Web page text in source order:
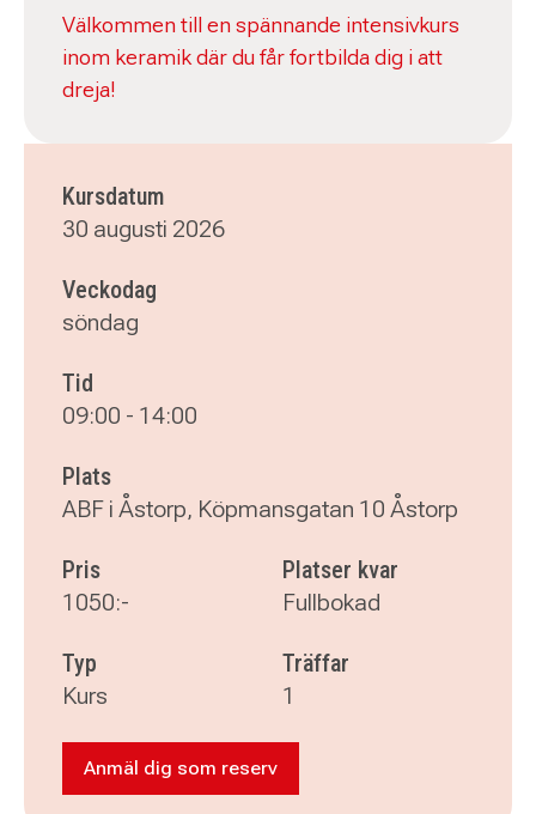
Välkommen till en spännande intensivkurs
inom keramik där du får fortbilda dig i att
dreja!
Kursdatum
30 augusti 2026
Veckodag
söndag
Tid
09:00 - 14:00
Plats
ABF i Åstorp, Köpmansgatan 10 Åstorp
Pris
1050:-
Platser kvar
Fullbokad
Typ
Kurs
Träffar
1
Anmäl dig som reserv till Keramik:
Anmäl dig som reserv